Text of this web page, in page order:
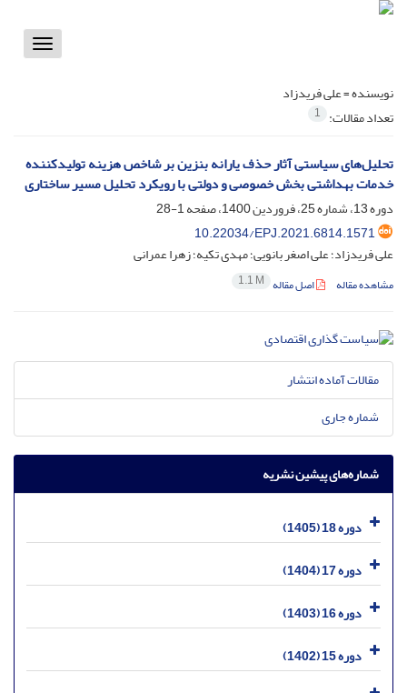
Toggle
نویسنده =علی فریدزاد
تعداد مقالات: 1
تحلیل‌های سیاستی آثار حذف یارانه بنزین بر شاخص هزینه تولید‌کننده
خدمات بهداشتی بخش خصوصی و دولتی با رویکرد تحلیل مسیر ساختاری
دوره 13، شماره 25، فروردین 1400، صفحه
1-28
10.22034/EPJ.2021.6814.1571
علی فریدزاد؛ علی اصغر بانویی؛ مهدی تکیه؛ زهرا عمرانی
مشاهده مقاله اصل مقاله 1.1 M
مقالات آماده انتشار
شماره جاری
شماره‌های پیشین نشریه
دوره 18 (1405)
دوره 17 (1404)
دوره 16 (1403)
دوره 15 (1402)